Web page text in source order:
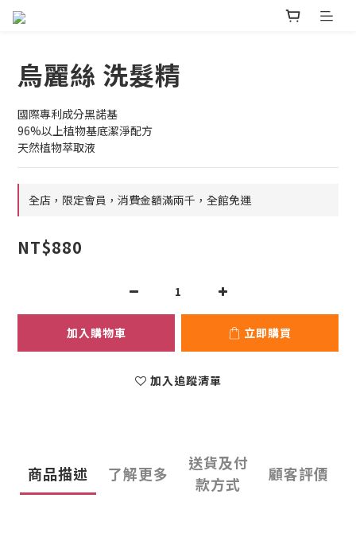
烏麗絲 洗髮精
國際專利成分黑諾基
96%以上植物基底潔淨配方
天然植物萃取液
全店，限定會員，消費金額滿兩千，全館免運
NT$880
加入購物車 立即購買
加入追蹤清單
商品描述 了解更多
送貨及付
款方式
顧客評價